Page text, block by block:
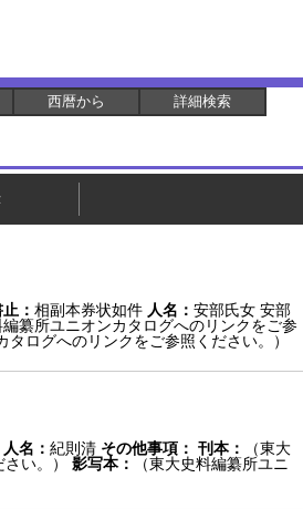
西暦から 詳細検索
： 相副本券状如件 人名： 安部氏女 安部
編纂所ユニオンカタログへのリンクをご参
タログへのリンクをご参照ください。）
人名： 紀則清 その他事項： 刊本：
（東大
い。）
影写本：
（東大史料編纂所ユニ